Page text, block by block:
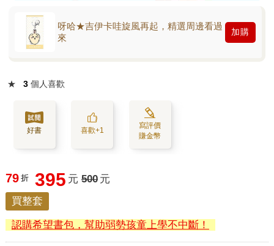
呀哈★吉伊卡哇旋風再起，精選周邊看過
來
加購
★ 3 個人喜歡
好書 喜歡+1
寫評價
賺金幣
79 折 395 元 500 元
買整套
認購希望書包，幫助弱勢孩童上學不中斷！